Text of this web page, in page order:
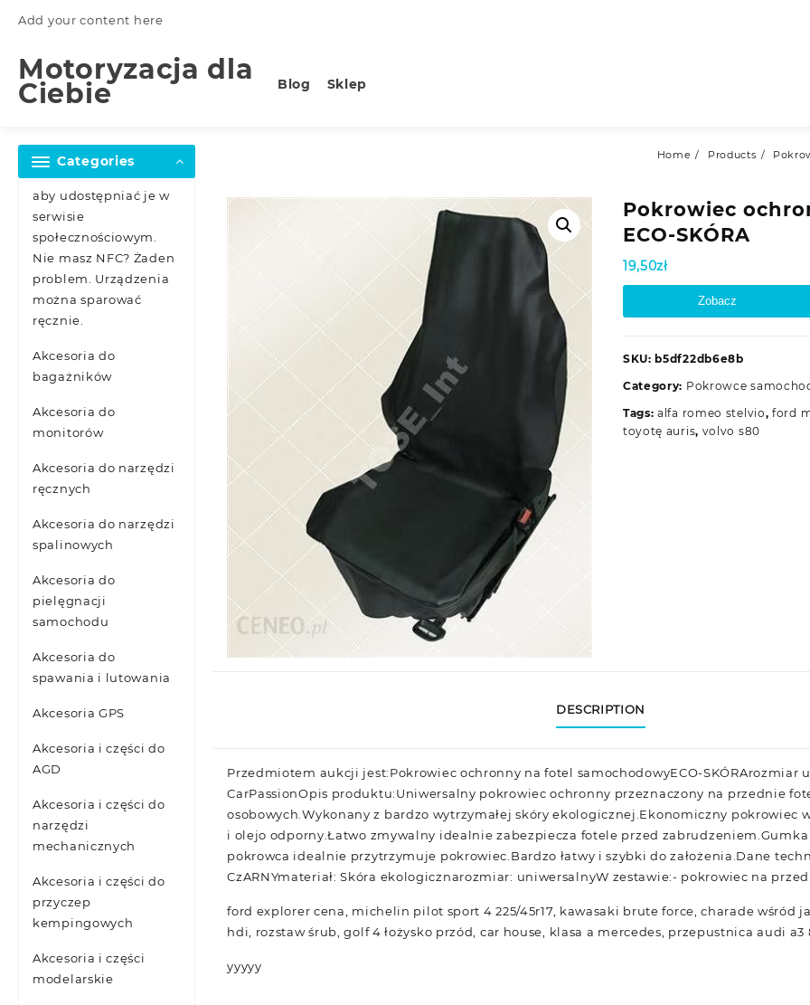
Add your content here
Motoryzacja dla
Ciebie Blog Sklep
Categories
aby udostępniać je w
serwisie
społecznościowym.
Nie masz NFC? Żaden
problem. Urządzenia
można sparować
ręcznie.
Akcesoria do
bagażników
Akcesoria do
monitorów
Akcesoria do narzędzi
ręcznych
Akcesoria do narzędzi
spalinowych
Akcesoria do
pielęgnacji
samochodu
Akcesoria do
spawania i lutowania
Akcesoria GPS
Akcesoria i części do
AGD
Akcesoria i części do
narzędzi
mechanicznych
Akcesoria i części do
przyczep
kempingowych
Akcesoria i części
modelarskie
Home Products
Pokrowiec
ECO-SKÓRA
19,50zł
Zobacz
SKU: b5df22db6e8b
Category: Pokrowce
Tags:alfa romeo stelvio,ford
toyotę auris, volvo s80
DESCRIPTION
Przedmiotem aukcji jest:Pokrowiec ochronny na fotel samochodowyECO-SKÓRArozmiar
CarPassionOpis produktu:Uniwersalny pokrowiec ochronny przeznaczony na przednie
osobowych.Wykonany z bardzo wytrzymałej skóry ekologicznej.Ekonomiczny pokrowiec
i olejo odporny.Łatwo zmywalny idealnie zabezpiecza fotele przed zabrudzeniem.Gumka
pokrowca idealnie przytrzymuje pokrowiec.Bardzo łatwy i szybki do założenia.Dane
CzARNYmateriał: Skóra ekologicznarozmiar: uniwersalnyW zestawie:- pokrowiec na
ford explorer cena, michelin pilot sport 4 225/45r17, kawasaki brute force, charade wśród
hdi, rozstaw śrub, golf 4 łożysko przód, car house, klasa a mercedes, przepustnica audi a3
yyyyy